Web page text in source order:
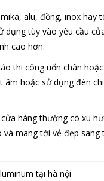
alu, đồng, inox hay
tùy vào yêu cầu
cao hơn.
thi công uốn chân
hoặc sử dụng đèn
hàng thường có xu
mang tới vẻ đẹp sang